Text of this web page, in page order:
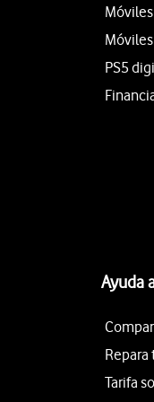
PS5
Ayuda
Tarifa